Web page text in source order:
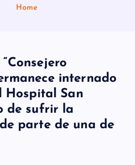
Home
internado
Hospital San
de sufrir la
parte de una de